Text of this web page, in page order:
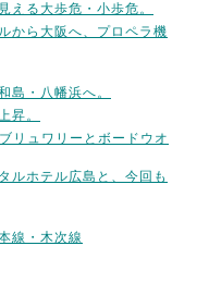
える大歩危・小歩危。
から大阪へ、プロペラ機
島・八幡浜へ。
昇。
リュワリーとボードウオ
ルホテル広島と、今回も
線・木次線